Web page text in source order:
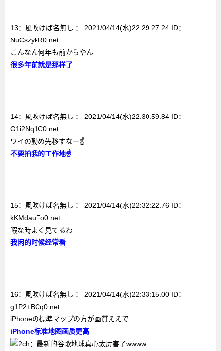
13：風吹けば名無し ： 2021/04/14(水)22:29:27.24 ID：
NuCszykR0.net
こんなん何年も前からやん
很多年前就是那样了
14：風吹けば名無し ： 2021/04/14(水)22:30:59.84 ID：
G1i2Nq1C0.net
ワイの勤め先移すなー☝
不要拍我的工作地☝
15：風吹けば名無し ： 2021/04/14(水)22:32:22.76 ID：
kKMdauFo0.net
暇な時よく見てるわ
我闲的时候经常看
16：風吹けば名無し ： 2021/04/14(水)22:33:15.00 ID：
g1P2+BCq0.net
iPhoneの標準マップの方が画質ええで
iPhone标准地图画质更高